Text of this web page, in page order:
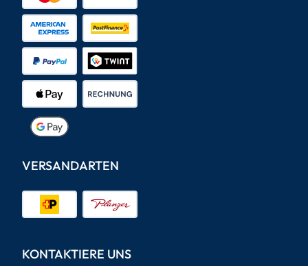
VERSANDARTEN
KONTAKTIERE UNS